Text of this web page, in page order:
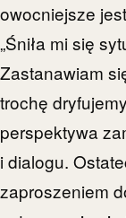
owocniejsze
„Śniła mi się
Zastanawiam
trochę
perspektywa
i dialogu.
zaproszeniem